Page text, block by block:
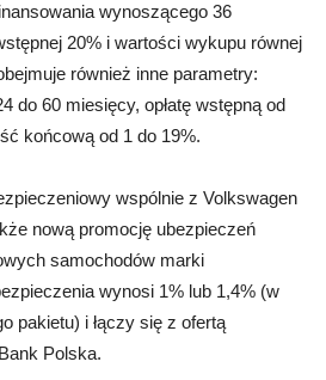
wynoszącego 36
20% i wartości wykupu równej
również inne parametry:
do 60 miesięcy, opłatę wstępną od
końcową od 1 do 19%.
wspólnie z Volkswagen
nową promocję ubezpieczeń
samochodów marki
wynosi 1% lub 1,4% (w
pakietu) i łączy się z ofertą
Polska.